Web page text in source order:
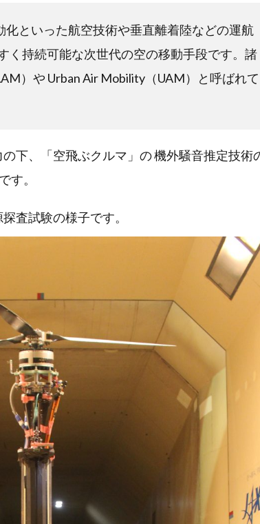
といった航空技術や垂直離着陸などの運航
く持続可能な次世代の空の移動手段です。諸
）や Urban Air Mobility（UAM）と呼ばれて
下、「空飛ぶクルマ」の 機外騒音推定技術
す。
査試験の様子です。